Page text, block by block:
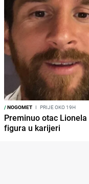
/NOGOMET I PRIJE OKO 19H
Preminuo otac
figura u karijeri